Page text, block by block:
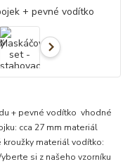
+ pevné vodítko vhodné
cca 27 mm materiál
materiál vodítko:
si z našeho vzorníku